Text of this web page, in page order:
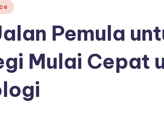
Pemula
Mulai Cepat